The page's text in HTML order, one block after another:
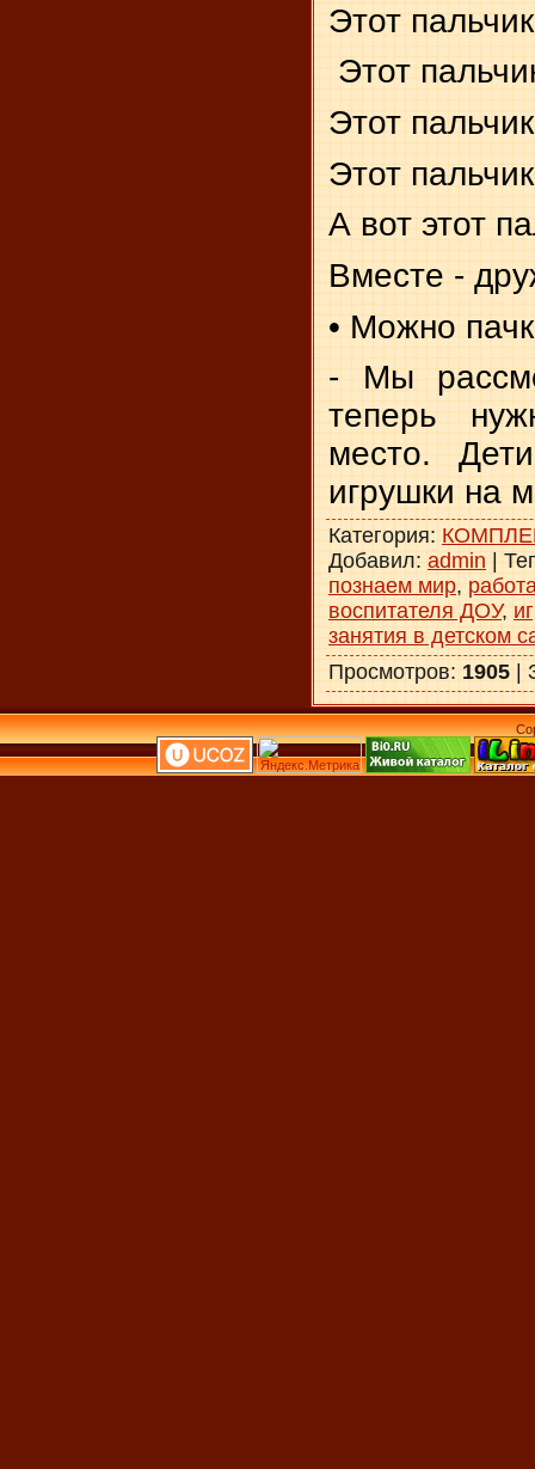
Этот
Этот
Этот
Этот
А вот этот
Вместе -
• Можно
- Мы
теперь
место.
игрушки на
Категория:
Добавил: admin |
познаем мир,
воспитателя ДОУ,
занятия в детском
Просмотров: 1905 |